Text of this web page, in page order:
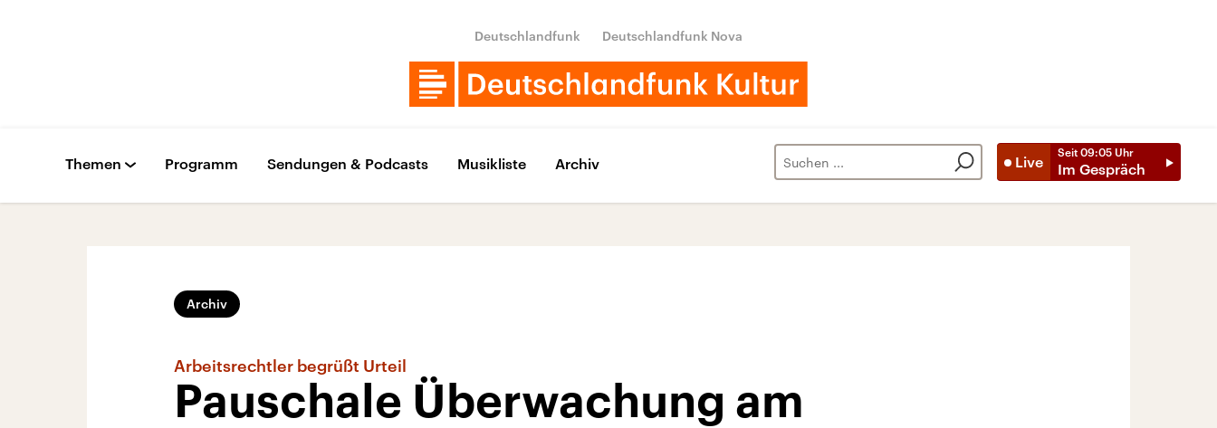
Deutschlandfunk Deutschlandfunk Nova
Live
Seit 09:05 Uhr
Im Gespräch
Themen Programm Sendungen & Podcasts Musikliste Archiv
Archiv
Arbeitsrechtler begrüßt Urteil
Pauschale Überwachung am